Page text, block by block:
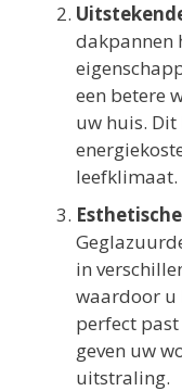
dakpannen
een betere
uw huis.
leefklimaat.
in
waardoor u
perfect
geven uw
uitstraling.